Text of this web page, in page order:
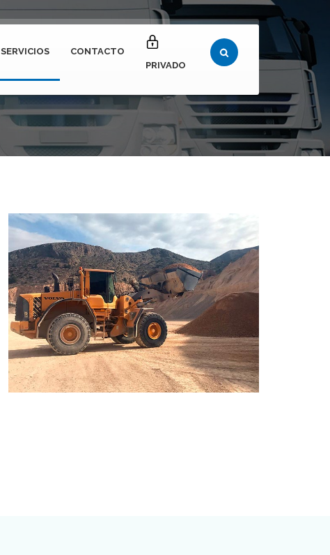
SERVICIOS
CONTACTO
PRIVADO